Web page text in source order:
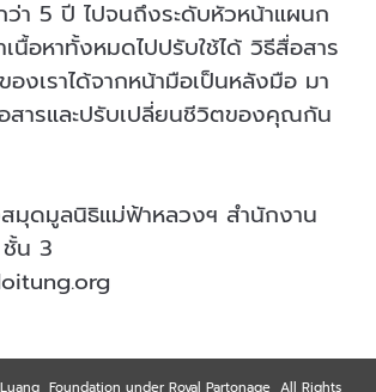
ว่า 5 ปี ไปจนถึงระดับหัวหน้าแผนก
นื้อหาทั้งหมดไปปรับใช้ได้ วิธีสื่อสาร
งเราได้จากหน้ามือเป็นหลังมือ มา
สารและปรับเปลี่ยนชีวิตของคุณกัน
มุดมูลนิธิแม่ฟ้าหลวงฯ สำนักงาน
น 3
Foundation under Royal Partonage All Rights